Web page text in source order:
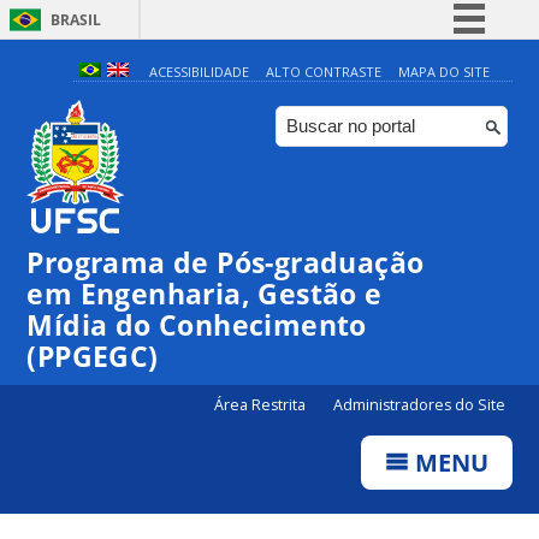
BRASIL
Simplifique!
Comunica BR
Participe
Canais
ACESSIBILIDADE ALTO CONTRASTE MAPA DO SITE
Programa de Pós-graduação
em Engenharia, Gestão e
Mídia do Conhecimento
(PPGEGC)
Área Restrita Administradores do Site
MENU